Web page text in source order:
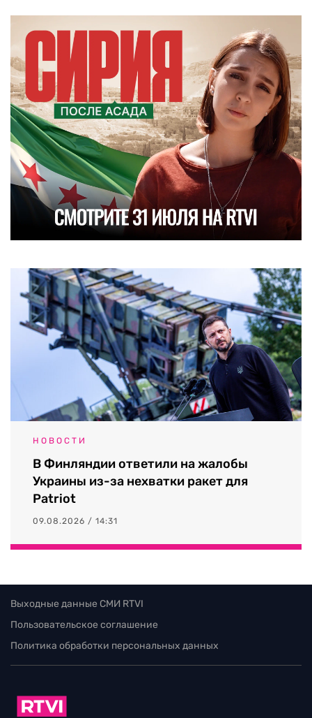
НОВОСТИ
В Финляндии ответили на жалобы
Украины из-за нехватки ракет для
Patriot
09.08.2026 / 14:31
Выходные данные СМИ RTVI
Пользовательское соглашение
Политика обработки персональных данных